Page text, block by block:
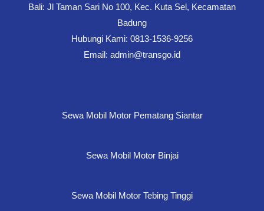
Bali: Jl Taman Sari No 100, Kec. Kuta Sel, Kecamatan
Badung
Hubungi Kami: 0813-1536-9256
Email: admin@transgo.id
Sewa Mobil Motor Pematang Siantar
Sewa Mobil Motor Binjai
Sewa Mobil Motor Tebing Tinggi